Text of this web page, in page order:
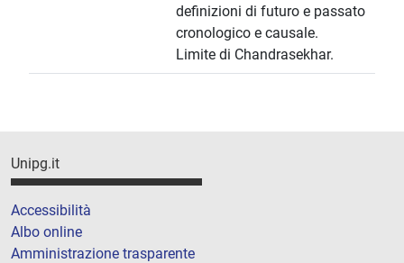
definizioni di futuro e passato
cronologico e causale.
Limite di Chandrasekhar.
Unipg.it
Accessibilità
Albo online
Amministrazione trasparente